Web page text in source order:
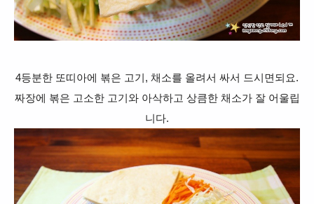
4등분한 또띠아에 볶은 고기, 채소를 올려서 싸서 드시면되요.
짜장에 볶은 고소한 고기와 아삭하고 상큼한 채소가 잘 어울립
니다.